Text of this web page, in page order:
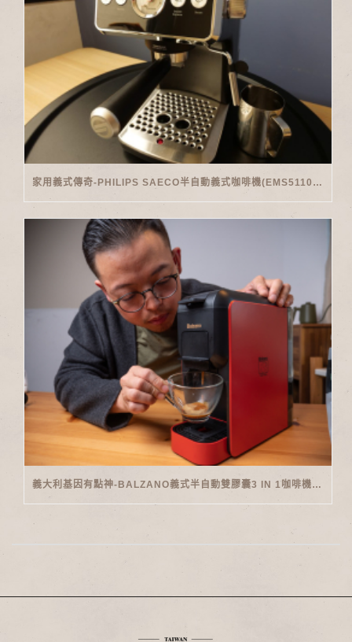
家用義式傳奇-PHILIPS SAECO半自動義式咖啡機(EMS5110)開箱
義大利基因有點神-BALZANO義式半自動雙膠囊3 IN 1咖啡機開箱